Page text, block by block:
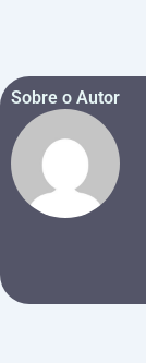
Sobre o Autor